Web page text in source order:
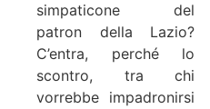
simpaticone del
patron della Lazio?
C’entra, perché lo
scontro, tra chi
vorrebbe impadronirsi